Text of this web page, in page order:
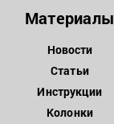
Материалы
Новости
Статьи
Инструкции
Колонки